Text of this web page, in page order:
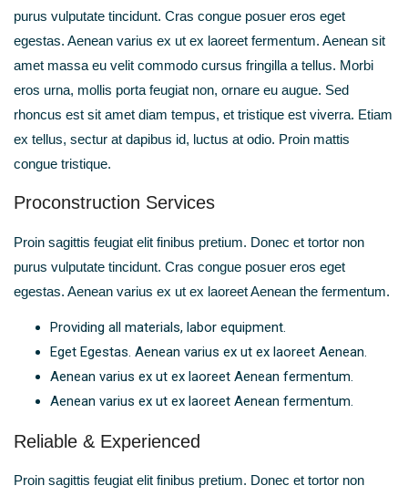
purus vulputate tincidunt. Cras congue posuer eros eget
egestas. Aenean varius ex ut ex laoreet fermentum. Aenean sit
amet massa eu velit commodo cursus fringilla a tellus. Morbi
eros urna, mollis porta feugiat non, ornare eu augue. Sed
rhoncus est sit amet diam tempus, et tristique est viverra. Etiam
ex tellus, sectur at dapibus id, luctus at odio. Proin mattis
congue tristique.
Proconstruction Services
Proin sagittis feugiat elit finibus pretium. Donec et tortor non
purus vulputate tincidunt. Cras congue posuer eros eget
egestas. Aenean varius ex ut ex laoreet Aenean the fermentum.
Providing all materials, labor equipment.
Eget Egestas. Aenean varius ex ut ex laoreet Aenean.
Aenean varius ex ut ex laoreet Aenean fermentum.
Aenean varius ex ut ex laoreet Aenean fermentum.
Reliable & Experienced
Proin sagittis feugiat elit finibus pretium. Donec et tortor non